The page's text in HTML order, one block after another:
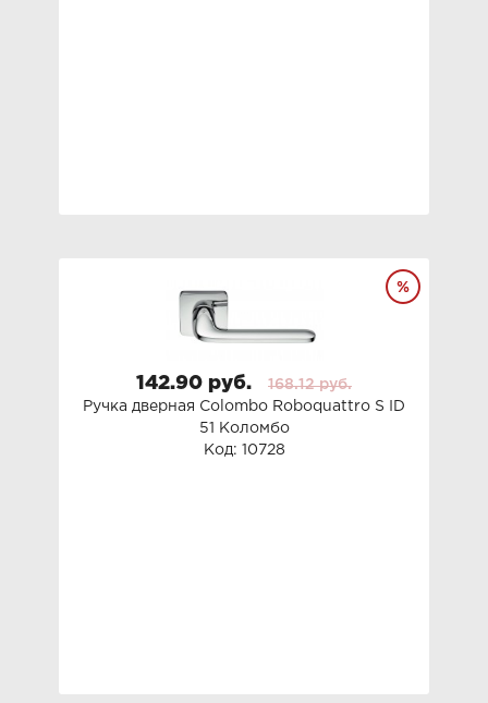
142.90 руб.
168.12 руб.
Ручка дверная Colombo Roboquattro S ID
51 Коломбо
Код: 10728